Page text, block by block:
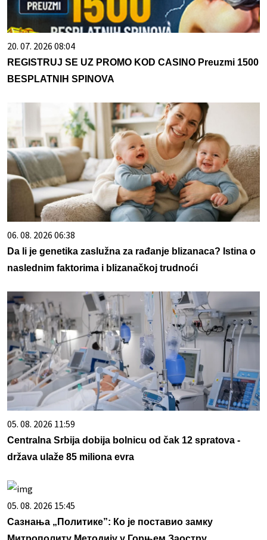
20. 07. 2026 08:04
REGISTRUJ SE UZ PROMO KOD CASINO Preuzmi 1500
BESPLATNIH SPINOVA
06. 08. 2026 06:38
Da li je genetika zaslužna za rađanje blizanaca? Istina o
naslednim faktorima i blizanačkoj trudnoći
05. 08. 2026 11:59
Centralna Srbija dobija bolnicu od čak 12 spratova -
država ulaže 85 miliona evra
05. 08. 2026 15:45
Сазнања „Политике”: Ко је поставио замку